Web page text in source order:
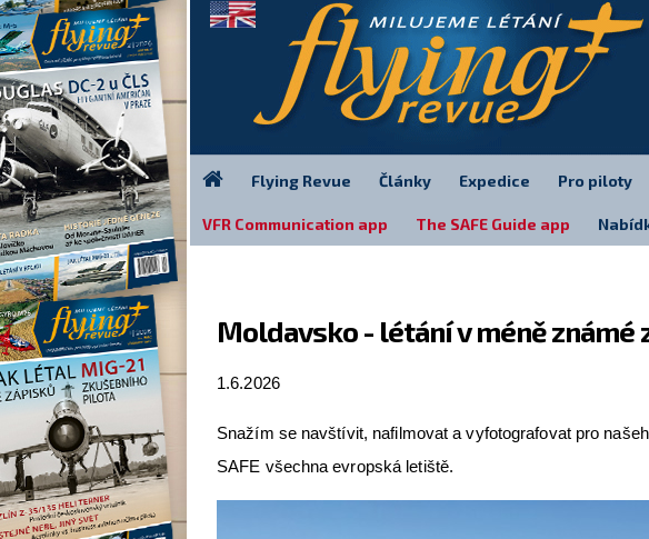
Moldavsko - létání v méně známé
1.6.2026
Snažím se navštívit, nafilmovat a vyfotografovat pro
SAFE všechna evropská letiště.
Flying Revue Články Expedice Pro piloty
VFR Communication app The SAFE Guide app